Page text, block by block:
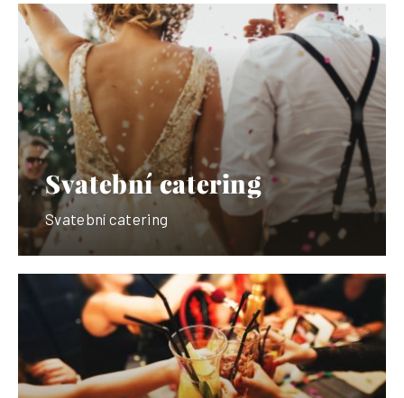
Svatební catering
Svatební catering